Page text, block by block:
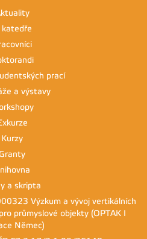
katedře
prací
a výstavy
Kurzy
a skripta
Výzkum a vývoj vertikálních
průmyslové objekty (OPTAK I
Němec)